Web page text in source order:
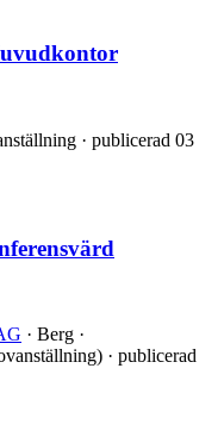
· publicerad 03
· Berg ·
· publicerad